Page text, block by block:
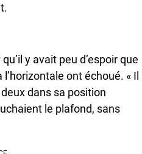
y avait peu d’espoir que
ont échoué. « Il
dans sa position
le plafond, sans